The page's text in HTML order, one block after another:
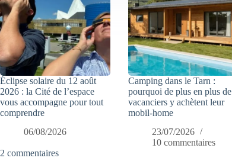
Éclipse solaire du 12 août
2026 : la Cité de l’espace
vous accompagne pour tout
comprendre
06/08/2026
Camping dans le Tarn :
pourquoi de plus en plus de
vacanciers y achètent leur
mobil-home
23/07/2026
10 commentaires
2 commentaires